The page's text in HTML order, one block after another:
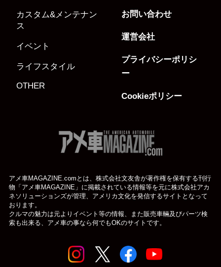
カスタム&メンテナン
ス
イベント
ライフスタイル
OTHER
お問い合わせ
運営会社
プライバシーポリシ
ー
Cookieポリシー
アメ車MAGAZINE.comとは、株式会社文友舎が著作権を保有する刊行
物「アメ車MAGAZINE」に掲載されている情報等を元に株式会社アカ
ネソリューションズが管理、アメリカ文化を発信するサイトとなって
おります。
クルマの魅力は元よりイベント等の情報、また販売車輛及びパーツ検
索も出来る、アメ車の事なら何でもOKのサイトです。